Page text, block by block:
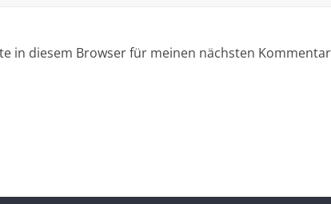
in diesem Browser für meinen nächsten